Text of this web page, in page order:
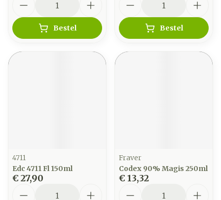
Bestel Bestel
4711
Edc 4711 Fl 150ml
€ 27,90
Fraver
Codex 90% Magis 250ml
€ 13,32